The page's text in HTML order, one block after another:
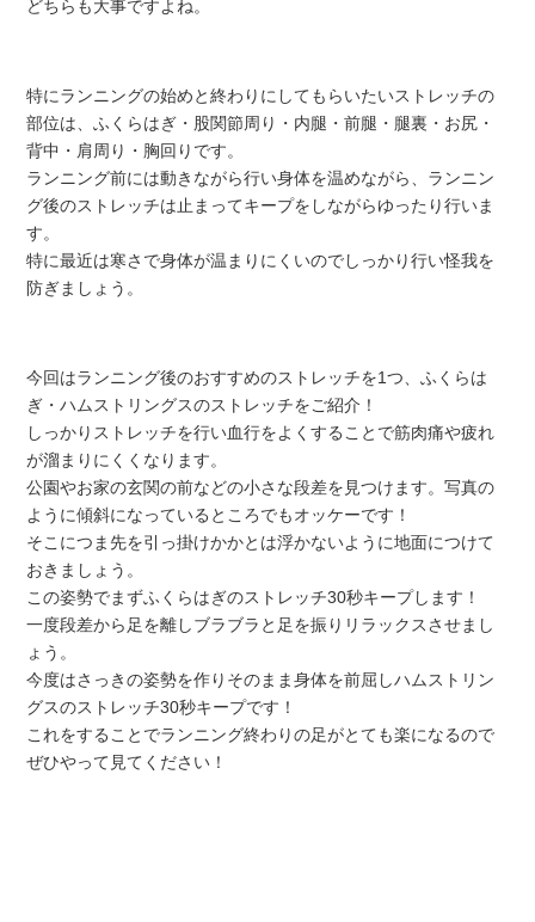
どちらも大事ですよね。
特にランニングの始めと終わりにしてもらいたいストレッチの
部位は、ふくらはぎ・股関節周り・内腿・前腿・腿裏・お尻・
背中・肩周り・胸回りです。
ランニング前には動きながら行い身体を温めながら、ランニン
グ後のストレッチは止まってキープをしながらゆったり行いま
す。
特に最近は寒さで身体が温まりにくいのでしっかり行い怪我を
防ぎましょう。
今回はランニング後のおすすめのストレッチを1つ、ふくらは
ぎ・ハムストリングスのストレッチをご紹介！
しっかりストレッチを行い血行をよくすることで筋肉痛や疲れ
が溜まりにくくなります。
公園やお家の玄関の前などの小さな段差を見つけます。写真の
ように傾斜になっているところでもオッケーです！
そこにつま先を引っ掛けかかとは浮かないように地面につけて
おきましょう。
この姿勢でまずふくらはぎのストレッチ30秒キープします！
一度段差から足を離しブラブラと足を振りリラックスさせまし
ょう。
今度はさっきの姿勢を作りそのまま身体を前屈しハムストリン
グスのストレッチ30秒キープです！
これをすることでランニング終わりの足がとても楽になるので
ぜひやって見てください！